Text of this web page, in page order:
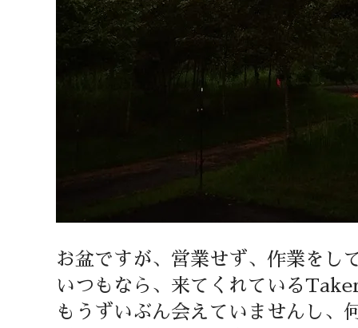
お盆ですが、営業せず、作業をし
いつもなら、来てくれている
もうずいぶん会えていませんし、